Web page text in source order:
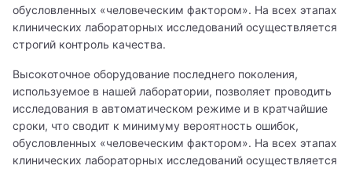
обусловленных «человеческим фактором». На всех этапах
клинических лабораторных исследований осуществляется
строгий контроль качества.
Высокоточное оборудование последнего поколения,
используемое в нашей лаборатории, позволяет проводить
исследования в автоматическом режиме и в кратчайшие
сроки, что сводит к минимуму вероятность ошибок,
обусловленных «человеческим фактором». На всех этапах
клинических лабораторных исследований осуществляется